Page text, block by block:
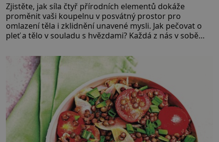
Zjistěte, jak síla čtyř přírodních elementů dokáže
proměnit vaši koupelnu v posvátný prostor pro
omlazení těla i zklidnění unavené mysli. Jak pečovat o
pleť a tělo v souladu s hvězdami? Každá z nás v sobě
povaze, ale i v potřebách naší pokožky. Ohnivá znamení
Ženy narozené ve znamení Berana, Lva a Střelce v sobě
nesou žár, odvahu a neutuchající elán. Vaše